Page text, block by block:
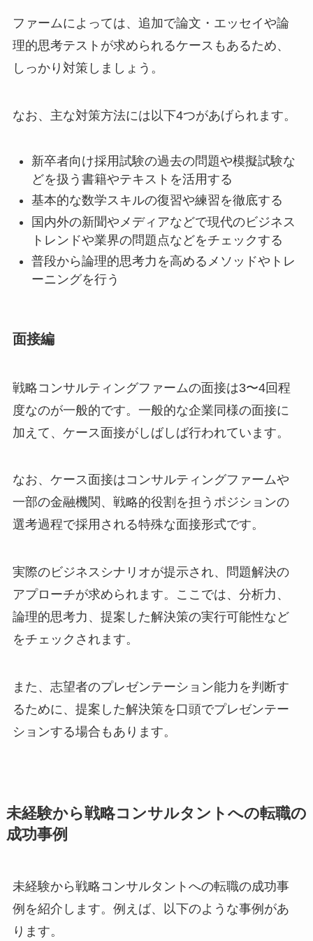
ファームによっては、追加で論文・エッセイや論
理的思考テストが求められるケースもあるため、
しっかり対策しましょう。
なお、主な対策方法には以下4つがあげられます。
新卒者向け採用試験の過去の問題や模擬試験な
どを扱う書籍やテキストを活用する
基本的な数学スキルの復習や練習を徹底する
国内外の新聞やメディアなどで現代のビジネス
トレンドや業界の問題点などをチェックする
普段から論理的思考力を高めるメソッドやトレ
ーニングを行う
面接編
戦略コンサルティングファームの面接は3〜4回程
度なのが一般的です。一般的な企業同様の面接に
加えて、ケース面接がしばしば行われています。
なお、ケース面接はコンサルティングファームや
一部の金融機関、戦略的役割を担うポジションの
選考過程で採用される特殊な面接形式です。
実際のビジネスシナリオが提示され、問題解決の
アプローチが求められます。ここでは、分析力、
論理的思考力、提案した解決策の実行可能性など
をチェックされます。
また、志望者のプレゼンテーション能力を判断す
るために、提案した解決策を口頭でプレゼンテー
ションする場合もあります。
未経験から戦略コンサルタントへの転職の
成功事例
未経験から戦略コンサルタントへの転職の成功事
例を紹介します。例えば、以下のような事例があ
ります。